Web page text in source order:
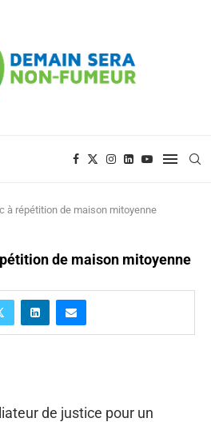
à répétition de maison mitoyenne
de maison mitoyenne
de justice pour un